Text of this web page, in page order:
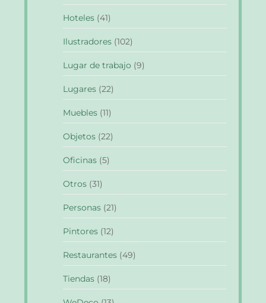
Hoteles (41)
Ilustradores (102)
Lugar de trabajo (9)
Lugares (22)
Muebles (11)
Objetos (22)
Oficinas (5)
Otros (31)
Personas (21)
Pintores (12)
Restaurantes (49)
Tiendas (18)